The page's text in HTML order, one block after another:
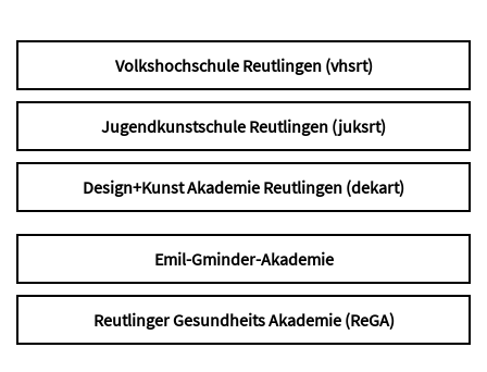
Volkshochschule Reutlingen (vhsrt)
Jugendkunstschule Reutlingen (juksrt)
Design+Kunst Akademie Reutlingen (dekart)
Emil-Gminder-Akademie
Reutlinger Gesundheits Akademie (ReGA)